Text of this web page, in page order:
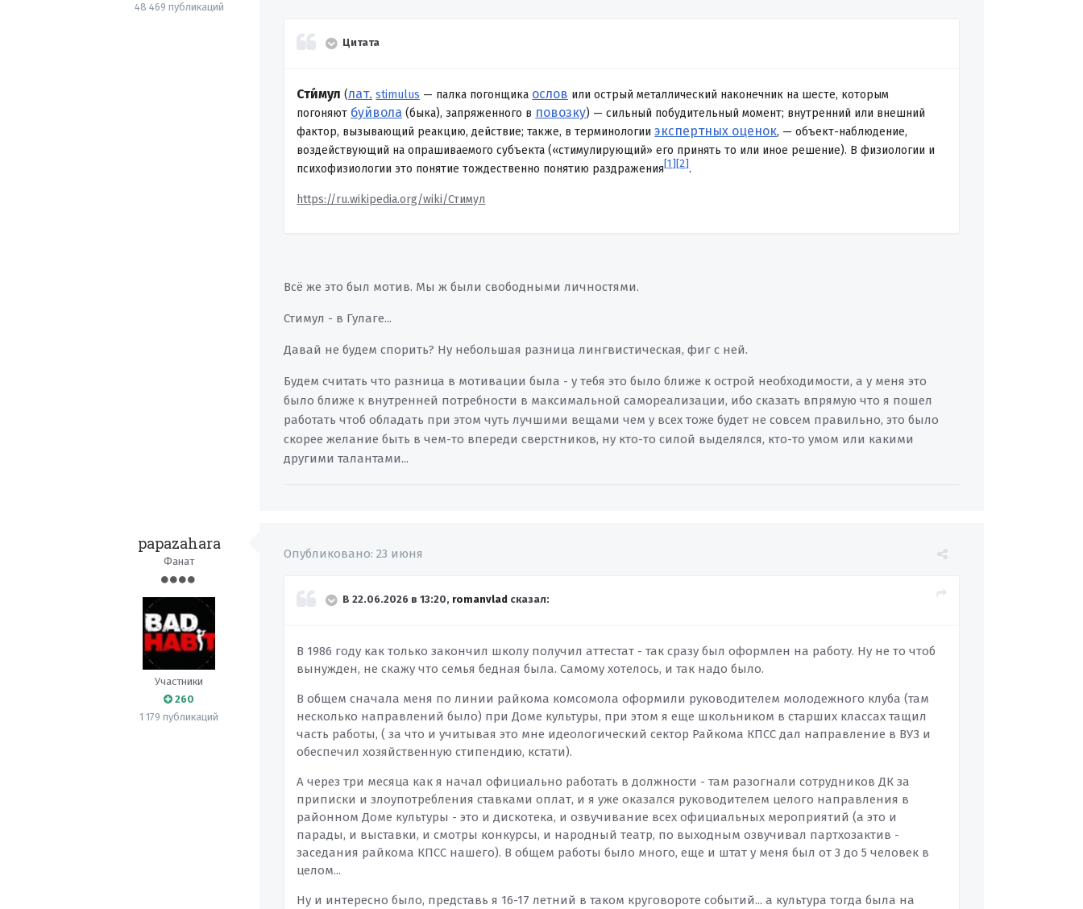
48 469 публикаций
Цитата
Сти́мул (лат. stimulus — палка погонщика ослов или острый металлический наконечник на шесте, которым
погоняют буйвола (быка), запряженного в повозку) — сильный побудительный момент; внутренний или внешний
фактор, вызывающий реакцию, действие; также, в терминологииэкспертных оценок, — объект-наблюдение,
воздействующий на опрашиваемого субъекта («стимулирующий» его принять то или иное решение). В физиологии и
психофизиологии это понятие тождественно понятию раздражения[1][2].
https://ru.wikipedia.org/wiki/Стимул
Всё же это был мотив. Мы ж были свободными личностями.
Стимул - в Гулаге...
Давай не будем спорить? Ну небольшая разница лингвистическая, фиг с ней.
Будем считать что разница в мотивации была - у тебя это было ближе к острой необходимости, а у меня это
было ближе к внутренней потребности в максимальной самореализации, ибо сказать впрямую что я пошел
работать чтоб обладать при этом чуть лучшими вещами чем у всех тоже будет не совсем правильно, это было
скорее желание быть в чем-то впереди сверстников, ну кто-то силой выделялся, кто-то умом или какими
другими талантами...
papazahara
Фанат
Участники
260
1 179 публикаций
Опубликовано:23 июня
В 22.06.2026 в 13:20, romanvlad сказал:
В 1986 году как только закончил школу получил аттестат - так сразу был оформлен на работу. Ну не то чтоб
вынужден, не скажу что семья бедная была. Самому хотелось, и так надо было.
В общем сначала меня по линии райкома комсомола оформили руководителем молодежного клуба (там
несколько направлений было) при Доме культуры, при этом я еще школьником в старших классах тащил
часть работы, ( за что и учитывая это мне идеологический сектор Райкома КПСС дал направление в ВУЗ и
обеспечил хозяйственную стипендию, кстати).
А через три месяца как я начал официально работать в должности - там разогнали сотрудников ДК за
приписки и злоупотребления ставками оплат, и я уже оказался руководителем целого направления в
районном Доме культуры - это и дискотека, и озвучивание всех официальных мероприятий (а это и
парады, и выставки, и смотры конкурсы, и народный театр, по выходным озвучивал партхозактив -
заседания райкома КПСС нашего). В общем работы было много, еще и штат у меня был от 3 до 5 человек в
целом...
Ну и интересно было, представь я 16-17 летний в таком круговороте событий... а культура тогда была на